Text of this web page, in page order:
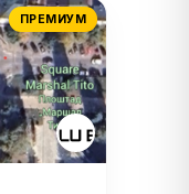
ПРЕМИУМ